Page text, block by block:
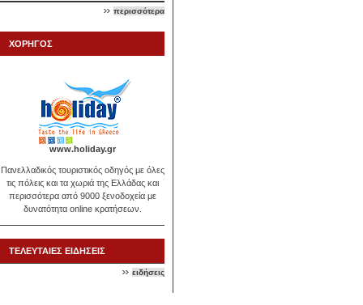
περισσότερα
ΧΟΡΗΓΟΣ
www.holiday.gr
Πανελλαδικός τουριστικός οδηγός με όλες
τις πόλεις και τα χωριά της Ελλάδας και
περισσότερα από 9000 ξενοδοχεία με
δυνατότητα online κρατήσεων.
ΤΕΛΕΥΤΑΙΕΣ ΕΙΔΗΣΕΙΣ
ειδήσεις